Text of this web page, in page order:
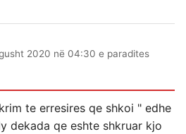
2020 në 04:30 e paradites
te erresires qe shkoi " edhe
dekada qe eshte shkruar kjo